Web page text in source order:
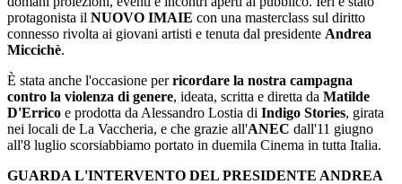
protagonista il NUOVO IMAIE con una masterclass sul diritto
connesso rivolta ai giovani artisti e tenuta dal presidente Andrea
Miccichè.
È stata anche l'occasione perricordare la nostra campagna
contro la violenza di genere, ideata, scritta e diretta da Matilde
D'Errico e prodotta da Alessandro Lostia di Indigo Stories, girata
nei locali de La Vaccheria, e che grazie all'ANEC dall'11 giugno
all'8 luglio scorsiabbiamo portato in duemila Cinema in tutta Italia.
GUARDA L'INTERVENTO DEL PRESIDENTE ANDREA